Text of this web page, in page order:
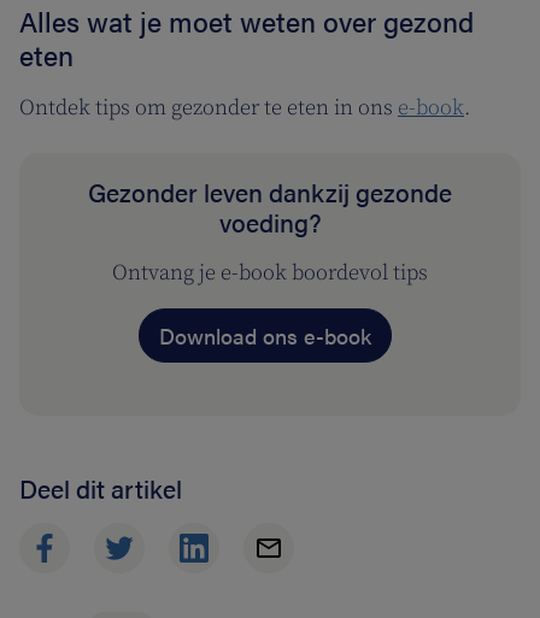
Alles wat je moet weten over gezond
eten
Ontdek tips om gezonder te eten in ons e-book.
Gezonder leven dankzij gezonde
voeding?
Ontvang je e-book boordevol tips
Download ons e-book
Deel dit artikel